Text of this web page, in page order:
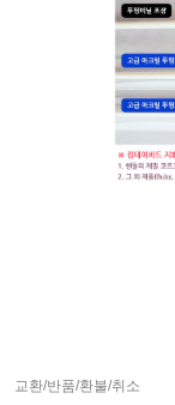
교환/반품/환불/취소